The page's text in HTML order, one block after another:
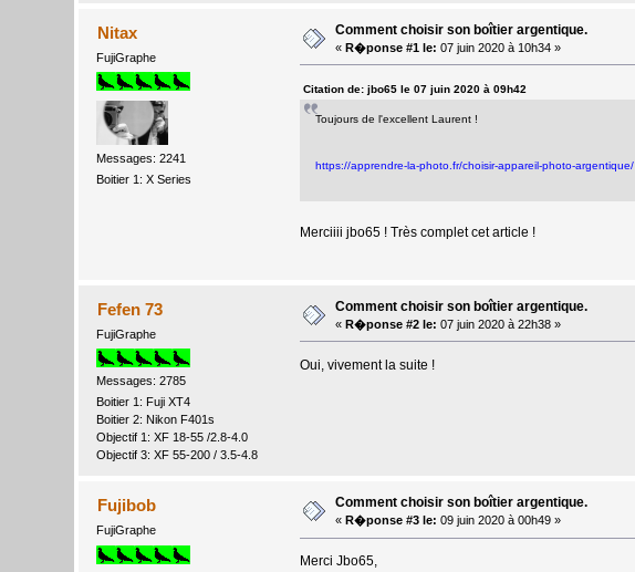
Nitax
FujiGraphe
Messages: 2241
Boitier 1: X Series
Comment choisir son boîtier argentique.
«R�ponse #1 le: 07 juin 2020 à 10h34 »
Citation de: jbo65 le 07 juin 2020 à 09h42
Toujours de l'excellent Laurent !
https://apprendre-la-photo.fr/choisir-appareil-photo-argentique/
Merciiii jbo65 ! Très complet cet article !
Fefen 73
FujiGraphe
Messages: 2785
Boitier 1: Fuji XT4
Boitier 2: Nikon F401s
Objectif 1: XF 18-55 /2.8-4.0
Objectif 3: XF 55-200 / 3.5-4.8
Comment choisir son boîtier argentique.
«R�ponse #2 le: 07 juin 2020 à 22h38 »
Oui, vivement la suite !
Fujibob
FujiGraphe
Comment choisir son boîtier argentique.
« R�ponse #3 le: 09 juin 2020 à 00h49 »
Merci Jbo65,